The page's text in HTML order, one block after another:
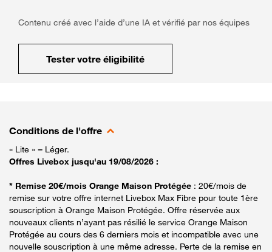
Contenu créé avec l’aide d’une IA et vérifié par nos équipes
Tester votre éligibilité
Conditions de l'offre
« Lite » = Léger.
Offres Livebox jusqu'au 19/08/2026 :
* Remise 20€/mois Orange Maison Protégée : 20€/mois de
remise sur votre offre internet Livebox Max Fibre pour toute 1ère
souscription à Orange Maison Protégée. Offre réservée aux
nouveaux clients n’ayant pas résilié le service Orange Maison
Protégée au cours des 6 derniers mois et incompatible avec une
nouvelle souscription à une même adresse. Perte de la remise en